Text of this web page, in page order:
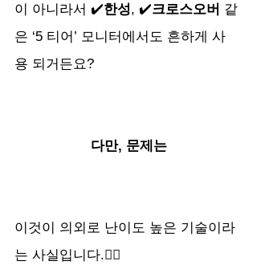
이 아니라서 ✔️한성, ✔️크로스오버 같
은 ‘5 티어’ 모니터에서도 흔하게 사
용 되거든요?
다만, 문제는
이것이 의외로 난이도 높은 기술이라
는 사실입니다.🤦‍♀️